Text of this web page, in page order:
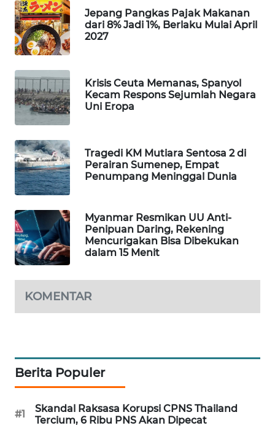
Jepang Pangkas Pajak Makanan
dari 8% Jadi 1%, Berlaku Mulai April
2027
Krisis Ceuta Memanas, Spanyol
Kecam Respons Sejumlah Negara
Uni Eropa
Tragedi KM Mutiara Sentosa 2 di
Perairan Sumenep, Empat
Penumpang Meninggal Dunia
Myanmar Resmikan UU Anti-
Penipuan Daring, Rekening
Mencurigakan Bisa Dibekukan
dalam 15 Menit
KOMENTAR
Berita Populer
#1
Skandal Raksasa Korupsi CPNS Thailand
Tercium, 6 Ribu PNS Akan Dipecat
WAHANA
TRAVEL
WAHANA
TV
WAHANANEWS
WAHANANEWS
CO ID
WAHANANEWS
NET
WAHANA
SPORT
WAHANA
UMKM
SELEB
WAHANA
PERSONA